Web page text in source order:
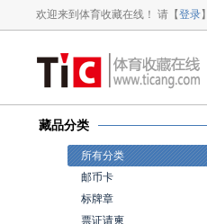
欢迎来到体育收藏在线！ 请【登录
藏品分类
所有分类
邮币卡
标牌章
票证请柬